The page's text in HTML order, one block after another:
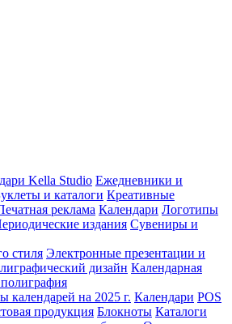
Kella Studio Ежедневники и
и каталоги Креативные
реклама Календари Логотипы
издания Сувениры и
стиля Электронные презентации и
дизайн Календарная
календарей на 2025 г. Календари POS
продукция Блокноты Каталоги